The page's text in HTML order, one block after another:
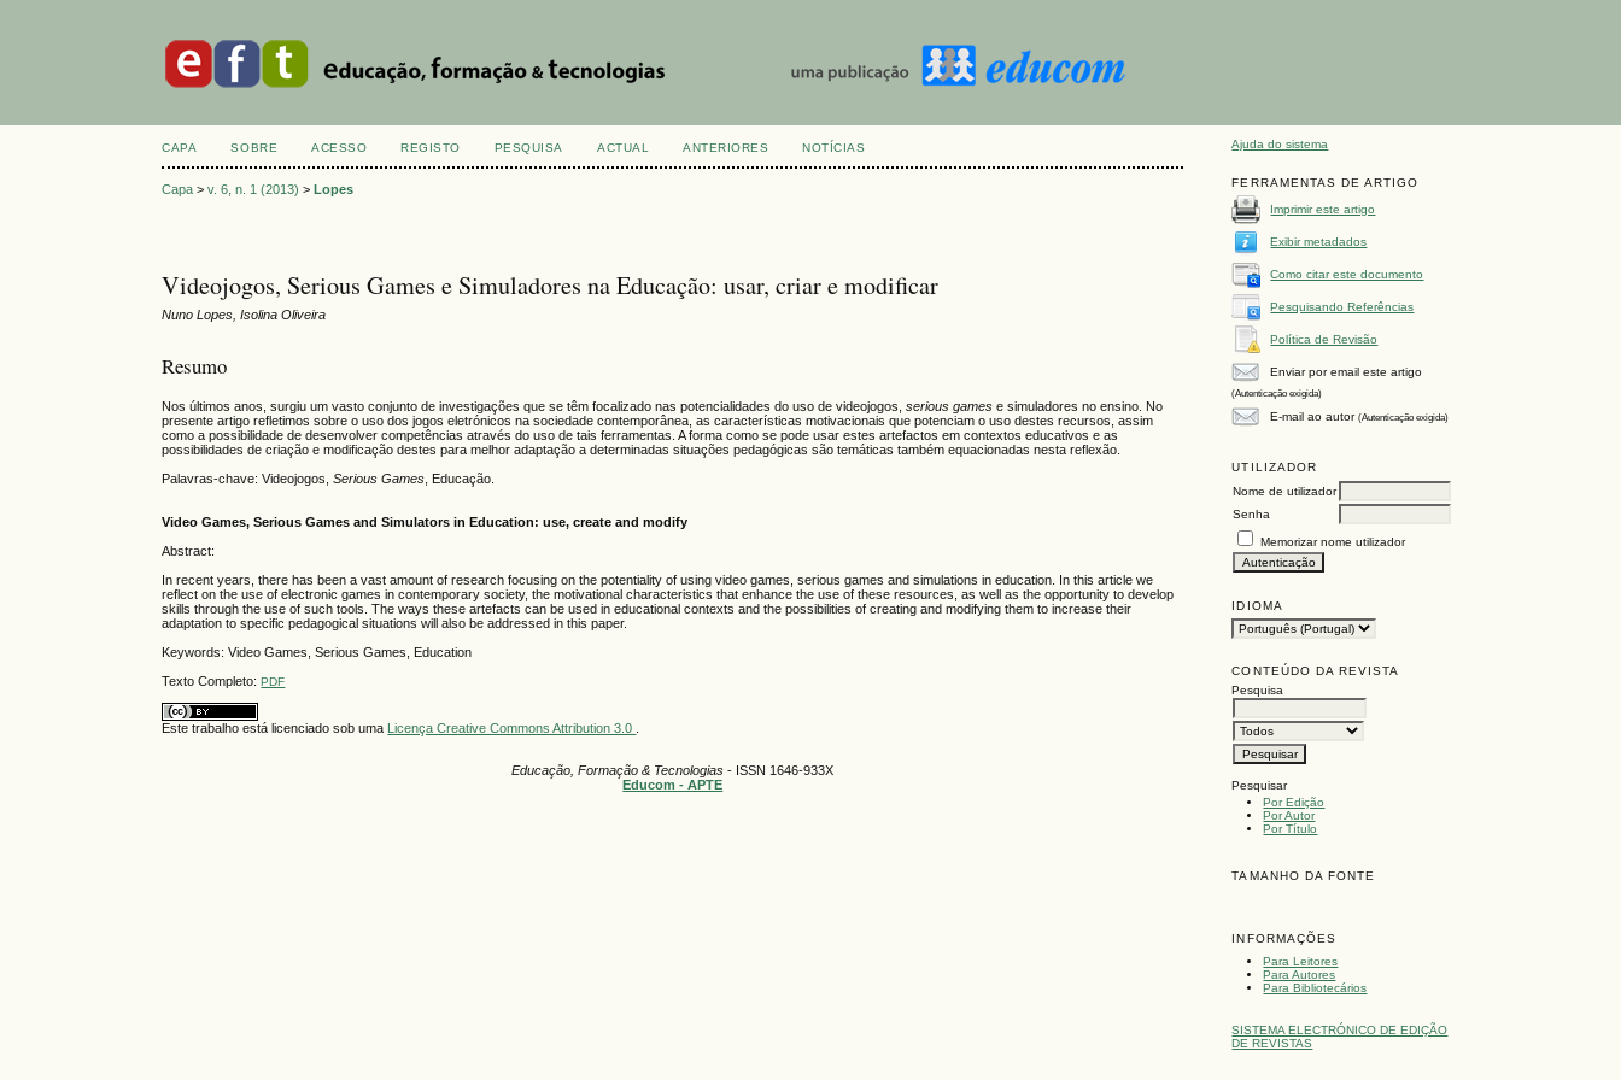
Ajuda do sistema
FERRAMENTAS DE ARTIGO
Imprimir este artigo
Exibir metadados
Como citar este documento
Pesquisando Referências
Política de Revisão
Enviar por email este artigo
(Autenticação exigida)
E-mail ao autor(Autenticação exigida)
UTILIZADOR
Nome de utilizador
Senha
Memorizar nome utilizador
IDIOMA
CONTEÚDO DA REVISTA
Pesquisa
Pesquisar
Por Edição
Por Autor
Por Título
TAMANHO DA FONTE
INFORMAÇÕES
Para Leitores
Para Autores
Para Bibliotecários
SISTEMA ELECTRÓNICO DE EDIÇÃO
DE REVISTAS
CAPA SOBRE ACESSO REGISTO PESQUISA ACTUAL ANTERIORES NOTÍCIAS
Capa >v. 6, n. 1 (2013) >Lopes
Videojogos, Serious Games e Simuladores na Educação: usar, criar e modificar
Nuno Lopes, Isolina Oliveira
Resumo
Nos últimos anos, surgiu um vasto conjunto de investigações que se têm focalizado nas potencialidades do uso de videojogos,serious games e simuladores no ensino. No
presente artigo refletimos sobre o uso dos jogos eletrónicos na sociedade contemporânea, as características motivacionais que potenciam o uso destes recursos, assim
como a possibilidade de desenvolver competências através do uso de tais ferramentas. A forma como se pode usar estes artefactos em contextos educativos e as
possibilidades de criação e modificação destes para melhor adaptação a determinadas situações pedagógicas são temáticas também equacionadas nesta reflexão.
Palavras-chave: Videojogos,Serious Games , Educação.
Video Games, Serious Games and Simulators in Education: use, create and modify
Abstract:
In recent years, there has been a vast amount of research focusing on the potentiality of using video games, serious games and simulations in education. In this article we
reflect on the use of electronic games in contemporary society, the motivational characteristics that enhance the use of these resources, as well as the opportunity to develop
skills through the use of such tools. The ways these artefacts can be used in educational contexts and the possibilities of creating and modifying them to increase their
adaptation to specific pedagogical situations will also be addressed in this paper.
Keywords: Video Games, Serious Games, Education
Texto Completo:PDF
Este trabalho está licenciado sob uma Licença Creative Commons Attribution 3.0
Educação, Formação & Tecnologias- ISSN 1646-933X
Educom - APTE